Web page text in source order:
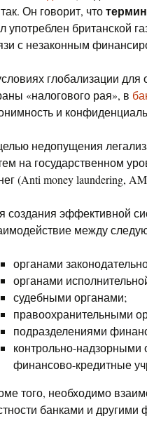
Он говорит, что
употреблен британской
с незаконным
глобализации для
«налогового рая», в
и
недопущения
на государственном
(Anti money laundering,
создания эффективной
между
органами
органами
судебными органами;
правоохранительными
подразделениями
контрольно-надзорными
финансово-кредитные
того, необходимо
банками и